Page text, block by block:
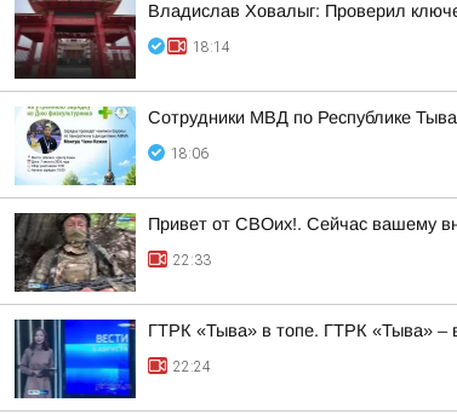
Владислав Ховалыг: Проверил
18:14
Сотрудники МВД по Республике
18:06
Привет от СВОих!. Сейчас вашему
22:33
ГТРК «Тыва» в топе. ГТРК «Тыва» –
22:24